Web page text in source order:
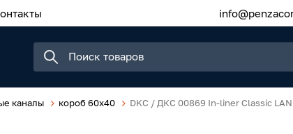
каналы короб 60x40 DKC / ДКС 00869 In-liner Classic